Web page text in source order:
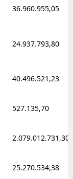
36.960.955,05
24.937.793,80
40.496.521,23
527.135,70
2.079.012.731,30
25.270.534,38